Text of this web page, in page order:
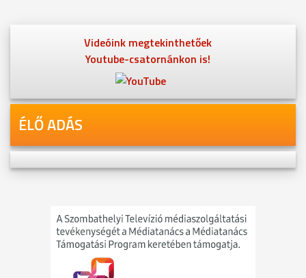
Videóink megtekinthetőek
Youtube-csatornánkon is!
ÉLŐ ADÁS